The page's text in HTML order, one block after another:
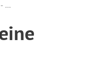
...